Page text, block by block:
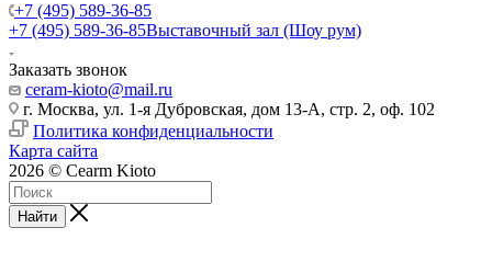
+7 (495) 589-36-85
+7 (495) 589-36-85Выставочный зал (Шоу рум)
Заказать звонок
ceram-kioto@mail.ru
г. Москва, ул. 1-я Дубровская, дом 13-А, стр. 2, оф. 102
Политика конфиденциальности
Карта сайта
2026 © Cearm Kioto
Найти